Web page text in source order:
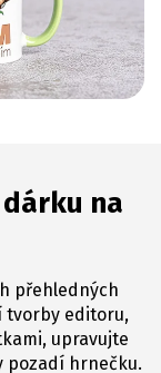
na
přehledných
tvorby editoru,
upravujte
pozadí hrnečku.